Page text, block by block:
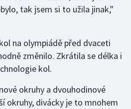
tak jsem si to užila jinak,"
na olympiádě před dvaceti
změnilo. Zkrátila se délka i
kol.
okruhy a dvouhodinové
okruhy, divácky je to mnohem